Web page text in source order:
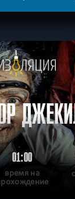
01:00
время на